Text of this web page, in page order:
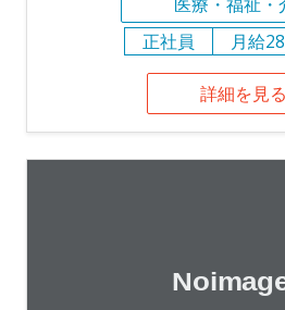
正社員
月給
詳細を見る